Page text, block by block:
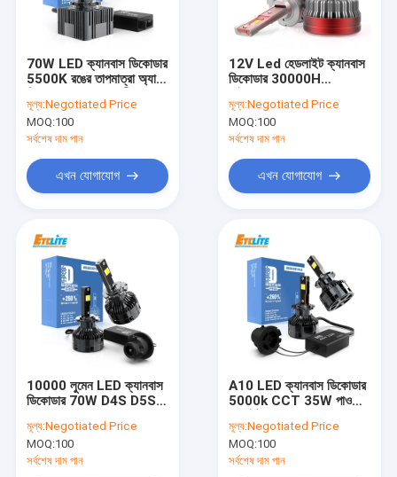
70W LED ক্যানবাস ডিকোডার
5500K রঙের তাপমাত্রা অ্যান্টি
মূল্য:Negotiated Price
MOQ:100
সর্বশেষ দাম পান
এখন যোগাযোগ
12V Led হেডলাইট ক্যানবাস
ডিকোডার 30000H
মূল্য:Negotiated Price
MOQ:100
সর্বশেষ দাম পান
এখন যোগাযোগ
10000 লুমেন LED ক্যানবাস
ডিকোডার 70W D4S D5S
মূল্য:Negotiated Price
MOQ:100
সর্বশেষ দাম পান
A10 LED ক্যানবাস ডিকোডার
5000k CCT 35W পাওয়ার
মূল্য:Negotiated Price
MOQ:100
সর্বশেষ দাম পান